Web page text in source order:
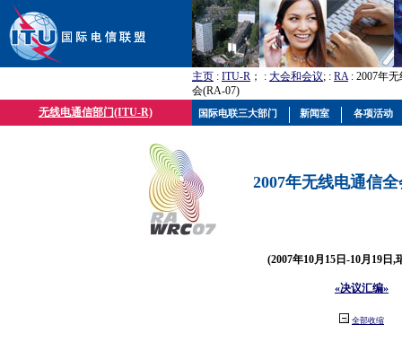
主页 : ITU-R ； : 大会和会议; : RA: 2007年
会(RA-07)
无线电通信部门(ITU-R)
2007年无线电通信
(2007年10月15日-10月19日,
«决议汇编»
全部收缩
国际电联三大部门 新闻室 各项活动